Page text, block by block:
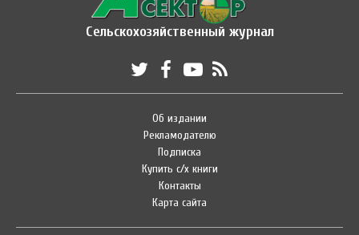
Сельскохозяйственный журнал
Об издании
Рекламодателю
Подписка
Купить с/х книги
Контакты
Карта сайта